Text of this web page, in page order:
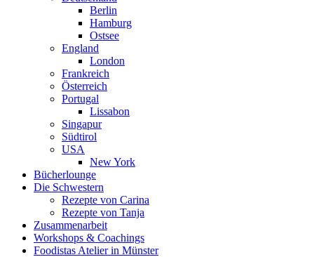
Berlin
Hamburg
Ostsee
England
London
Frankreich
Österreich
Portugal
Lissabon
Singapur
Südtirol
USA
New York
Bücherlounge
Die Schwestern
Rezepte von Carina
Rezepte von Tanja
Zusammenarbeit
Workshops & Coachings
Foodistas Atelier in Münster